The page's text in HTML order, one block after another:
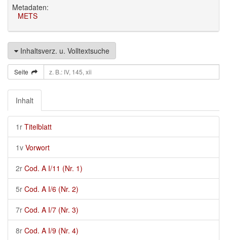
Metadaten:
METS
Inhaltsverz. u. Volltextsuche
Seite
Inhalt
1r Titelblatt
1v Vorwort
2r Cod. A I/11 (Nr. 1)
5r Cod. A I/6 (Nr. 2)
7r Cod. A I/7 (Nr. 3)
8r Cod. A I/9 (Nr. 4)